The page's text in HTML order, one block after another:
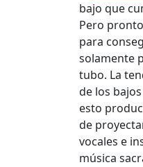
bajo que
Pero
para
solamente
tubo. La
de los
esto
de
vocales e
música